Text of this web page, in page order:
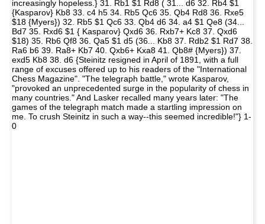
increasingly hopeless.} 31. Rb1 $1 Rd8 ( 31... d6 32. Rb4 $1
{Kasparov} Kb8 33. c4 h5 34. Rb5 Qc6 35. Qb4 Rd8 36. Rxe5
$18 {Myers}) 32. Rb5 $1 Qc6 33. Qb4 d6 34. a4 $1 Qe8 (34...
Bd7 35. Rxd6 $1 { Kasparov} Qxd6 36. Rxb7+ Kc8 37. Qxd6
$18) 35. Rb6 Qf8 36. Qa5 $1 d5 (36... Kb8 37. Rdb2 $1 Rd7 38.
Ra6 b6 39. Ra8+ Kb7 40. Qxb6+ Kxa8 41. Qb8# {Myers}) 37.
exd5 Kb8 38. d6 {Steinitz resigned in April of 1891, with a full
range of excuses offered up to his readers of the "International
Chess Magazine". "The telegraph battle," wrote Kasparov,
"provoked an unprecedented surge in the popularity of chess in
many countries." And Lasker recalled many years later: "The
games of the telegraph match made a startling impression on
me. To crush Steinitz in such a way--this seemed incredible!"} 1-
0